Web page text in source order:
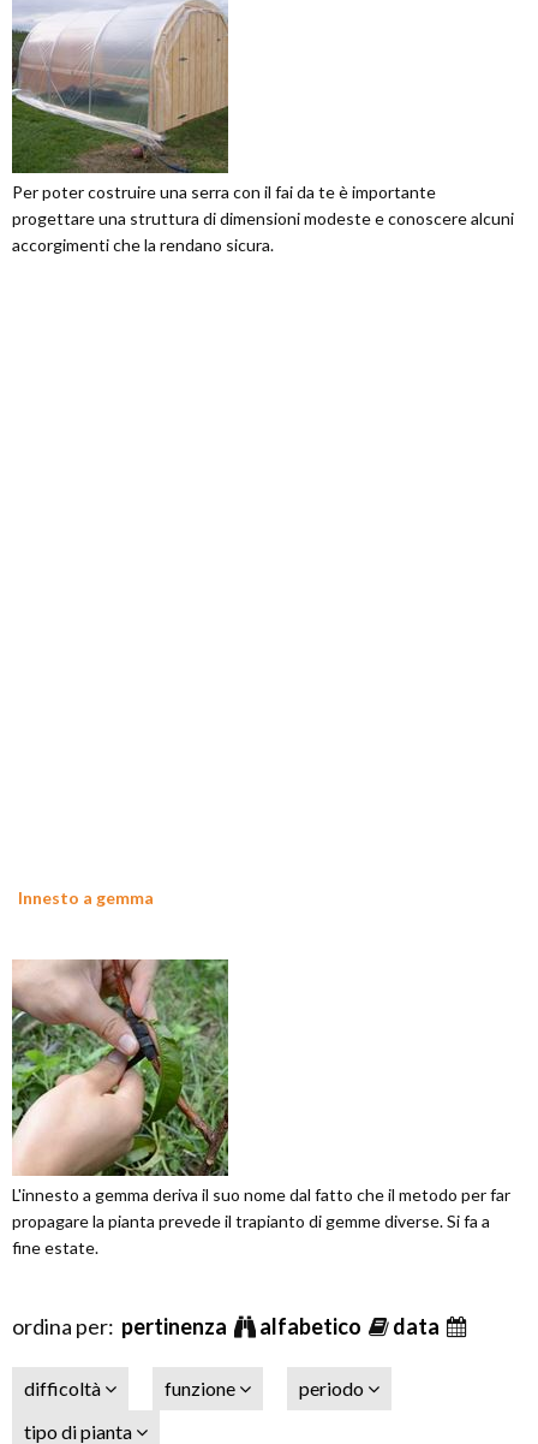
Per poter costruire una serra con il fai da te è importante
progettare una struttura di dimensioni modeste e conoscere alcuni
accorgimenti che la rendano sicura.
Innesto a gemma
L'innesto a gemma deriva il suo nome dal fatto che il metodo per far
propagare la pianta prevede il trapianto di gemme diverse. Si fa a
fine estate.
ordina per: pertinenza alfabetico data
difficoltà funzione
periodo
tipo di pianta